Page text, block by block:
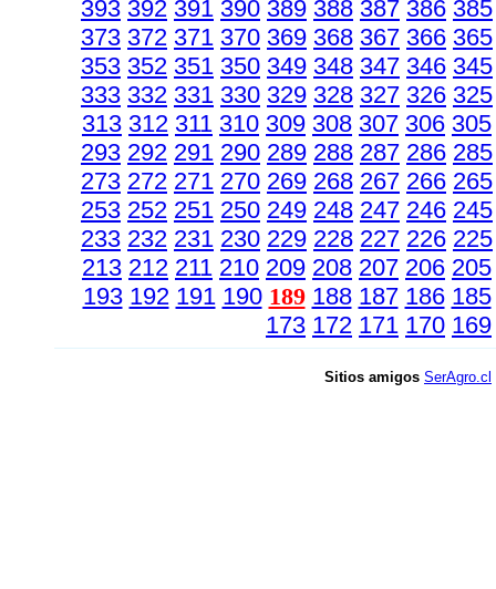
393 392 391 390 389 388 387 386 385
373 372 371 370 369 368 367 366 365
353 352 351 350 349 348 347 346 345
333 332 331 330 329 328 327 326 325
313 312 311 310 309 308 307 306 305
293 292 291 290 289 288 287 286 285
273 272 271 270 269 268 267 266 265
253 252 251 250 249 248 247 246 245
233 232 231 230 229 228 227 226 225
213 212 211 210 209 208 207 206 205
193 192 191 190 189 188 187 186 185
173 172 171 170 169
Sitios amigos SerAgro.cl